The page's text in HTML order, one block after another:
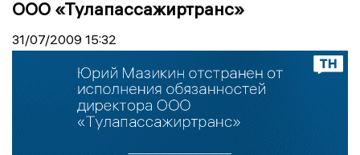
ООО «Тулапассажиртранс»
31/07/2009 15:32